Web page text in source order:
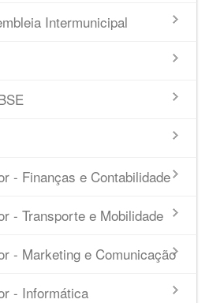
Intermunicipal
- Finanças e Contabilidade
- Transporte e Mobilidade
- Marketing e Comunicação
- Informática